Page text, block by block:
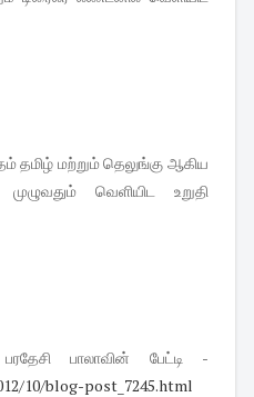
தமிழ் மற்றும் தெலுங்கு ஆகிய
வெளியிட உறுதி
பாலாவின் பேட்டி -
10/blog-post_7245.html